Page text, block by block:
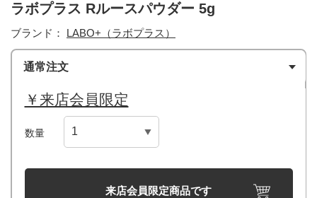
ラボプラス Rルースパウダー 5g
ブランド： LABO+（ラボプラス）
通常注文
￥来店会員限定
数量
来店会員限定商品です